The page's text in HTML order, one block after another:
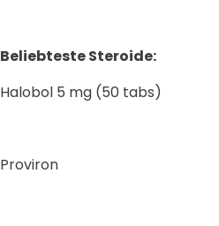
Beliebteste Steroide:
Halobol 5 mg (50 tabs)
Proviron